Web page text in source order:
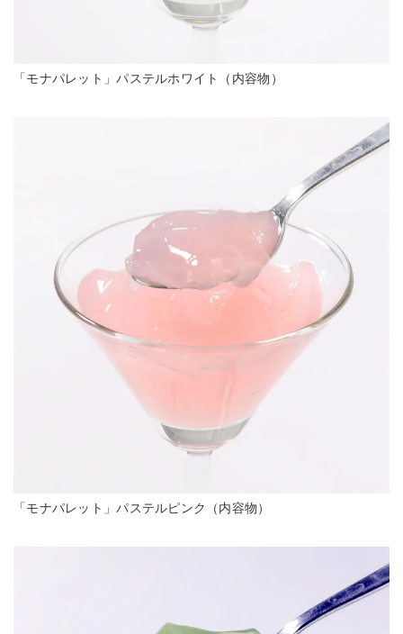
「モナパレット」パステルホワイト（内容物）
「モナパレット」パステルピンク（内容物）